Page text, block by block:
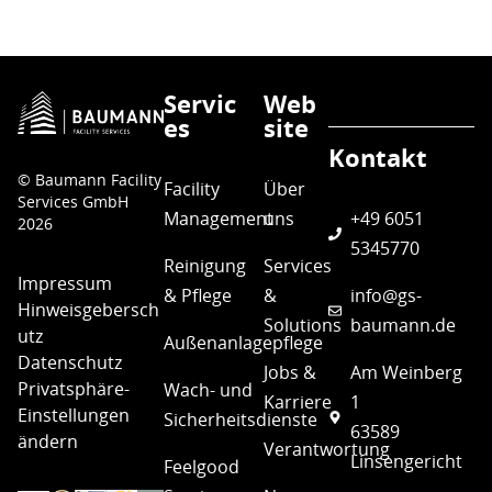
© Baumann Facility
Services GmbH
2026
Impressum
Hinweisgebersch
utz
Datenschutz
Privatsphäre-
Einstellungen
ändern
Servic
es
Facility
Management
Reinigung
& Pflege
Außenanlagepflege
Wach- und
Sicherheitsdienste
Feelgood
Web
site
Über
uns
Services
&
Solutions
Jobs &
Karriere
Verantwortung
Kontakt
+49 6051
5345770
info@gs-
baumann.de
Am Weinberg
1
63589
Linsengericht